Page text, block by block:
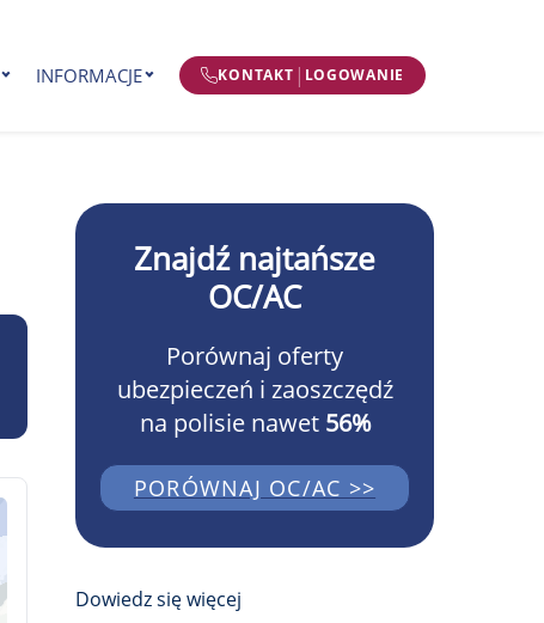
INFORMACJE KONTAKT | LOGOWANIE
Znajdź najtańsze
OC/AC
Porównaj oferty
ubezpieczeń i zaoszczędź
na polisie nawet 56%
PORÓWNAJ OC/AC >>
Dowiedz się więcej